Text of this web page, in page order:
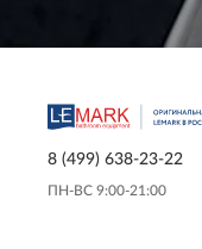
8 (499) 638-23-22
ПН-ВС 9:00-21:00